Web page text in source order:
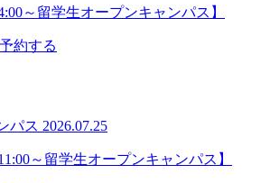
～留学生オープンキャンパス】
予約する
パス 2026.07.25
～留学生オープンキャンパス】